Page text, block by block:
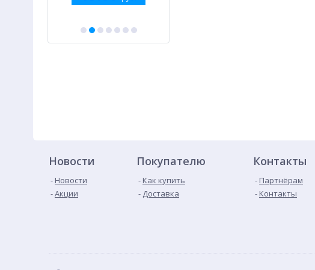
Новости
Новости
Акции
Покупателю
Как купить
Доставка
Контакты
Партнёрам
Контакты